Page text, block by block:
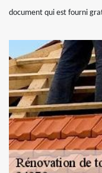
document qui est fourni